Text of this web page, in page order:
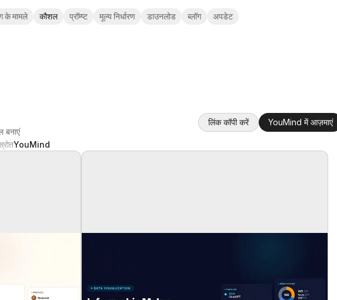
के मामले कौशल प्रॉम्प्ट मूल्य निर्धारण डाउनलोड ब्लॉग अपडेट
बनाएं
लिंक कॉपी करें YouMind में आज़माएं
YouMind